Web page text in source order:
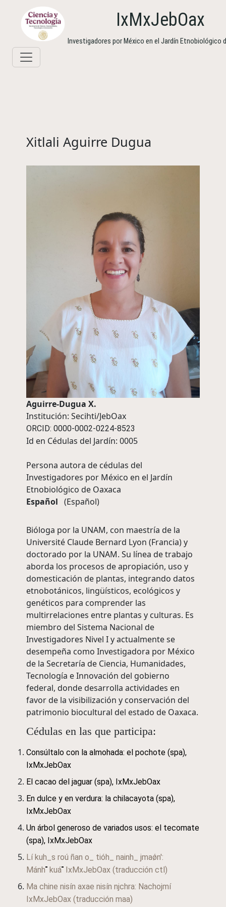
IxMxJebOax
Investigadores por México en el Jardín Etnobiológico
Xitlali Aguirre Dugua
Aguirre-Dugua X.
Institución: Secihti/JebOax
ORCID: 0000-0002-0224-8523
Id en Cédulas del Jardín: 0005
Persona autora de cédulas del
Investigadores por México en el Jardín
Etnobiológico de Oaxaca
Español (Español)
Bióloga por la UNAM, con maestría de la
Université Claude Bernard Lyon (Francia) y
doctorado por la UNAM. Su línea de trabajo
aborda los procesos de apropiación, uso y
domesticación de plantas, integrando datos
etnobotánicos, lingüísticos, ecológicos y
genéticos para comprender las
multirrelaciones entre plantas y culturas. Es
miembro del Sistema Nacional de
Investigadores Nivel I y actualmente se
desempeña como Investigadora por México
de la Secretaría de Ciencia, Humanidades,
Tecnología e Innovación del gobierno
federal, donde desarrolla actividades en
favor de la visibilización y conservación del
patrimonio biocultural del estado de Oaxaca.
Cédulas en las que participa:
Consúltalo con la almohada: el pochote (spa),
IxMxJebOax
El cacao del jaguar (spa), IxMxJebOax
En dulce y en verdura: la chilacayota (spa),
IxMxJebOax
Un árbol generoso de variados usos: el tecomate
(spa), IxMxJebOax
Líkuh_s roú ñan o_ tióh_ nainh_ jmaǿn':
Mánh kuá IxMxJebOax (traducción ctl)
Ma chine nisín axae nisín njchra: Nachojmí
IxMxJebOax (traducción maa)